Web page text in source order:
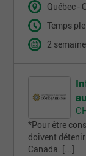
Québec -
Temps
2
*Pour être
doivent
Canada. [...]